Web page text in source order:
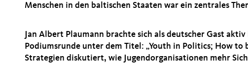
Menschen in den baltischen Staaten war ein zentrales
Jan Albert Plaumann brachte sich als deutscher Gast
Podiumsrunde unter dem Titel: „Youth in Politics; How to
Strategien diskutiert, wie Jugendorganisationen mehr